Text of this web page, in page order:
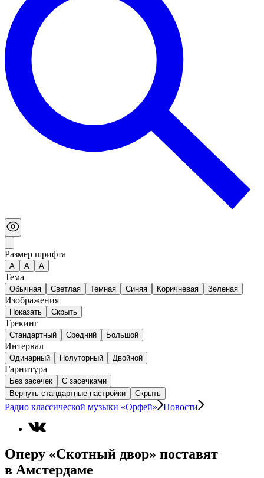
Размер шрифта
А A A
Тема
Обычная Светлая Темная Синяя Коричневая Зеленая
Изображения
Показать Скрыть
Трекинг
Стандартный Средний Большой
Интервал
Одинарный Полуторный Двойной
Гарнитура
Без засечек
С засечками
Вернуть стандартные настройки
Скрыть
Радио классической музыки «Орфей» Новости
Оперу «Скотный двор» поставят
в Амстердаме